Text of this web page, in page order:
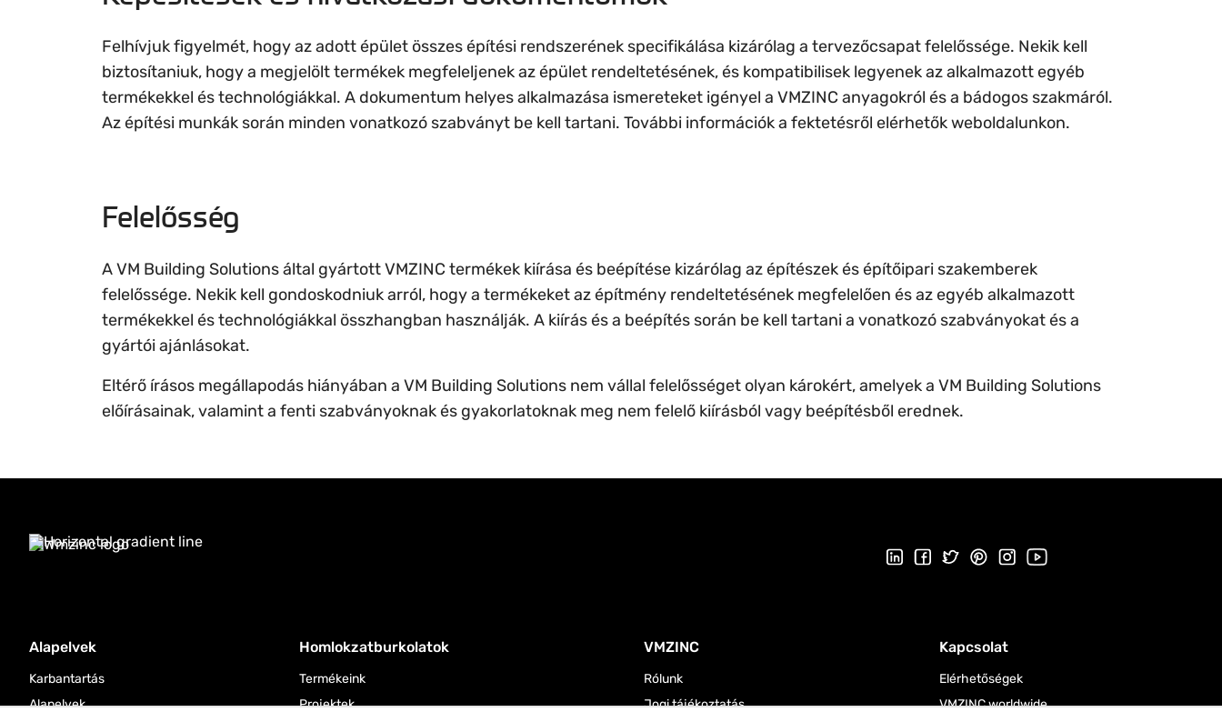
Felhívjuk figyelmét, hogy az adott épület összes építési rendszerének specifikálása kizárólag a tervezőcsapat felelőssége. Nekik kell
biztosítaniuk, hogy a megjelölt termékek megfeleljenek az épület rendeltetésének, és kompatibilisek legyenek az alkalmazott egyéb
termékekkel és technológiákkal. A dokumentum helyes alkalmazása ismereteket igényel a VMZINC anyagokról és a bádogos szakmáról.
Az építési munkák során minden vonatkozó szabványt be kell tartani. További információk a fektetésről elérhetők weboldalunkon.
Felelősség
A VM Building Solutions által gyártott VMZINC termékek kiírása és beépítése kizárólag az építészek és építőipari szakemberek
felelőssége. Nekik kell gondoskodniuk arról, hogy a termékeket az építmény rendeltetésének megfelelően és az egyéb alkalmazott
termékekkel és technológiákkal összhangban használják. A kiírás és a beépítés során be kell tartani a vonatkozó szabványokat és a
gyártói ajánlásokat.
Eltérő írásos megállapodás hiányában a VM Building Solutions nem vállal felelősséget olyan károkért, amelyek a VM Building Solutions
előírásainak, valamint a fenti szabványoknak és gyakorlatoknak meg nem felelő kiírásból vagy beépítésből erednek.
Kövessen minket a LinkedIn-en
Kövessen minket Facebookon
Kövessen minket a Twitteren
Kövessen minket a Pinterest oldalon
Follow us on Instagram
Látogasson el Youtube
Alapelvek
Karbantartás
Alapelvek
Homlokzatburkolatok
Termékeink
Projektek
VMZINC
Rólunk
Jogi tájékoztatás
Kapcsolat
Elérhetőségek
VMZINC worldwide